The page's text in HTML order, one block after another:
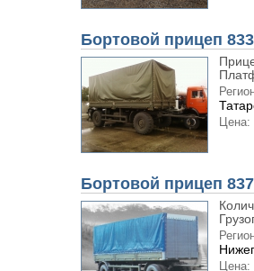
Бортовой прицеп
Цена:
Бортовой прицеп
Цена: